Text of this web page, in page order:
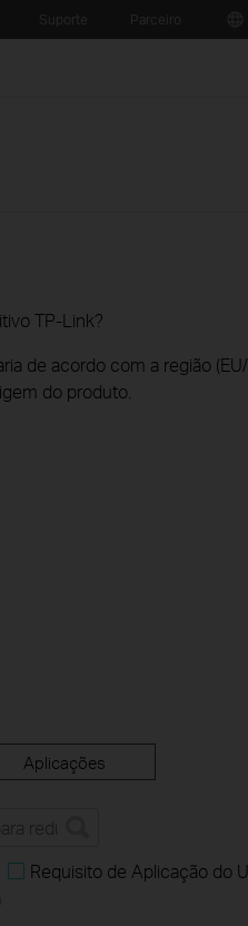
TP-Link?
de acordo com a região
do produto.
Aplicações
Requisito de Aplicação do